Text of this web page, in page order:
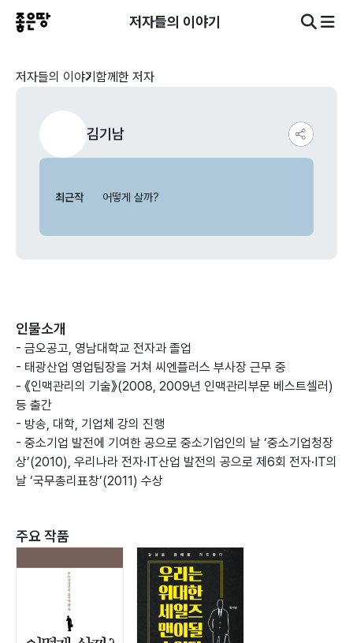
저자들의 이야기
저자들의 이야기 함께한 저자
김기남
최근작 어떻게 살까?
인물소개
- 금오공고, 영남대학교 전자과 졸업
- 태광산업 영업팀장을 거쳐 씨엔플러스 부사장 근무 중
- 《인맥관리의 기술》(2008, 2009년 인맥관리부문 베스트셀러)
등 출간
- 방송, 대학, 기업체 강의 진행
- 중소기업 발전에 기여한 공으로 중소기업인의 날 ‘중소기업청장
상’(2010), 우리나라 전자·IT산업 발전의 공으로 제6회 전자·IT의
날 ‘국무총리표창’(2011) 수상
주요 작품